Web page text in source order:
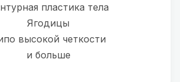
пластика тела
Ягодицы
высокой четкости
и больше